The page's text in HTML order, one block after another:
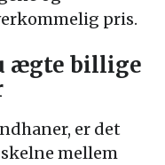
pris.
ægte billige
er det
mellem